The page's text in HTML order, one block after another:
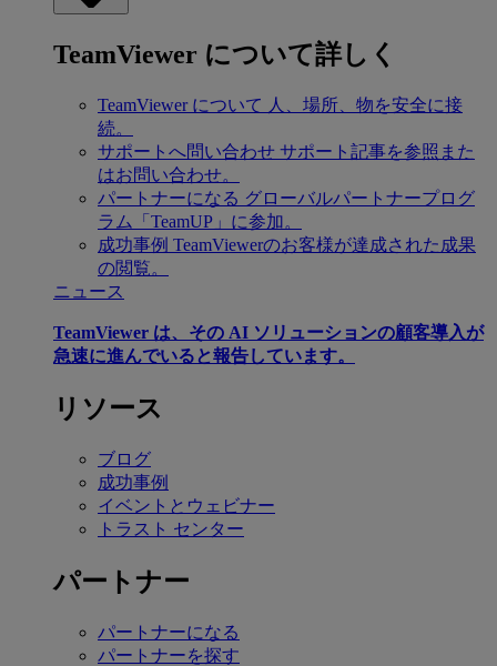
TeamViewer について詳しく
TeamViewer について 人、場所、物を安全に接
続。
サポートへ問い合わせ サポート記事を参照また
はお問い合わせ。
パートナーになる グローバルパートナープログ
ラム「TeamUP」に参加。
成功事例 TeamViewerのお客様が達成された成果
の閲覧。
ニュース
TeamViewer は、その AI ソリューションの顧客導入が
急速に進んでいると報告しています。
リソース
ブログ
成功事例
イベントとウェビナー
トラスト センター
パートナー
パートナーになる
パートナーを探す